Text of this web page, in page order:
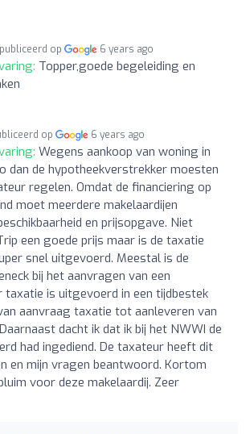
op 6 years ago
Topper,goede begeleiding en
op 6 years ago
Wegens aankoop van woning in
dan de hypotheekverstrekker moesten
regelen. Omdat de financiering op
moet meerdere makelaardijen
en prijsopgave. Niet
een goede prijs maar is de taxatie
snel uitgevoerd. Meestal is de
bij het aanvragen van een
taxatie is uitgevoerd in een tijdbestek
aanvraag taxatie tot aanleveren van
dacht ik dat ik bij het NWWI de
had ingediend. De taxateur heeft dit
en mijn vragen beantwoord. Kortom
voor deze makelaardij. Zeer